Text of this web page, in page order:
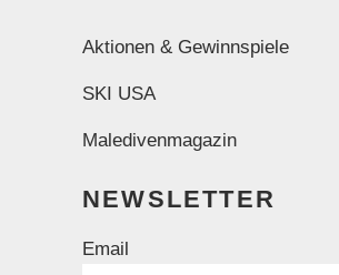
Aktionen & Gewinnspiele
SKI USA
Maledivenmagazin
NEWSLETTER
Email